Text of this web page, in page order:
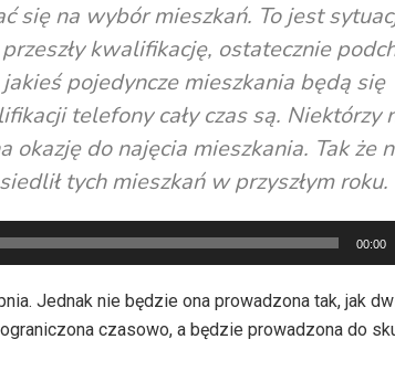
się na wybór mieszkań. To jest
kwalifikację, ostatecznie
pojedyncze mieszkania będą się
telefony cały czas są. Niektórzy
do najęcia mieszkania. Tak że
tych mieszkań w przyszłym roku.
00:00
Jednak nie będzie ona prowadzona tak, jak
czasowo, a będzie prowadzona do